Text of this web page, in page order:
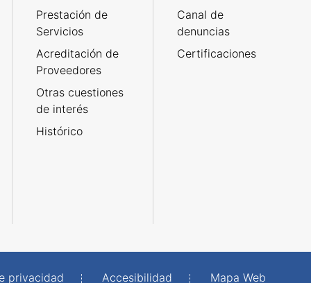
Prestación de
Servicios
Acreditación de
Proveedores
Otras cuestiones
de interés
Histórico
Canal de
denuncias
Certificaciones
privacidad Accesibilidad Mapa Web